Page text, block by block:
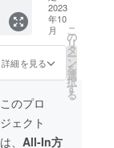
解凍後
当日中)
原材料
加物等
の食品
お届け
商品の
ラベル
に表記
召し上
がりい
ただき
たいと
思い、
りさせ
ていた
だきま
す。 ※
ドーナ
ツが商
品に！
①毎月
行って
いる
ドーナ
ツ新フ
レー
バーの
開発会
2023
年10
月
詳細を見る
こ
の
リ
タ
ー
ン
を
選
択
す
る
このプロ
ジェクト
は、 All-In方